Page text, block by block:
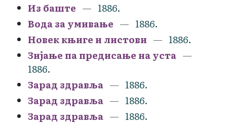
Из баште
1886.
Вода за умивање
1886.
Новек књиге и листови
1886.
Зијање па предисање на уста
1886.
Зарад здравља
1886.
Зарад здравља
1886.
Зарад здравља
1886.